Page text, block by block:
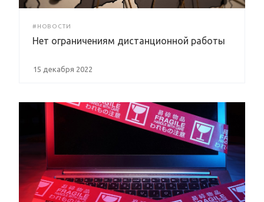
#НОВОСТИ
Нет ограничениям дистанционной работы
15 декабря 2022